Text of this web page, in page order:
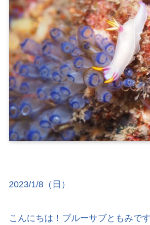
2023/1/8（日）
こんにちは！ブルーサブともみで